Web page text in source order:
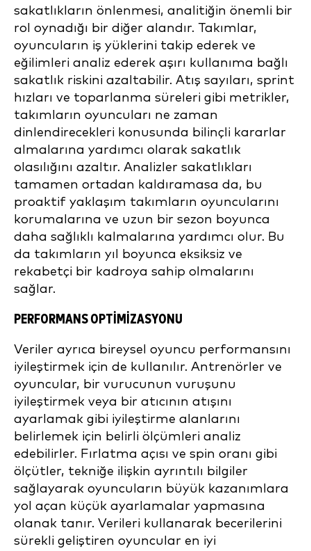
sakatlıkların önlenmesi, analitiğin önemli bir
rol oynadığı bir diğer alandır. Takımlar,
oyuncuların iş yüklerini takip ederek ve
eğilimleri analiz ederek aşırı kullanıma bağlı
sakatlık riskini azaltabilir. Atış sayıları, sprint
hızları ve toparlanma süreleri gibi metrikler,
takımların oyuncuları ne zaman
dinlendirecekleri konusunda bilinçli kararlar
almalarına yardımcı olarak sakatlık
olasılığını azaltır. Analizler sakatlıkları
tamamen ortadan kaldıramasa da, bu
proaktif yaklaşım takımların oyuncularını
korumalarına ve uzun bir sezon boyunca
daha sağlıklı kalmalarına yardımcı olur. Bu
da takımların yıl boyunca eksiksiz ve
rekabetçi bir kadroya sahip olmalarını
sağlar.
PERFORMANS OPTIMIZASYONU
Veriler ayrıca bireysel oyuncu performansını
iyileştirmek için de kullanılır. Antrenörler ve
oyuncular, bir vurucunun vuruşunu
iyileştirmek veya bir atıcının atışını
ayarlamak gibi iyileştirme alanlarını
belirlemek için belirli ölçümleri analiz
edebilirler. Fırlatma açısı ve spin oranı gibi
ölçütler, tekniğe ilişkin ayrıntılı bilgiler
sağlayarak oyuncuların büyük kazanımlara
yol açan küçük ayarlamalar yapmasına
olanak tanır. Verileri kullanarak becerilerini
sürekli geliştiren oyuncular en iyi